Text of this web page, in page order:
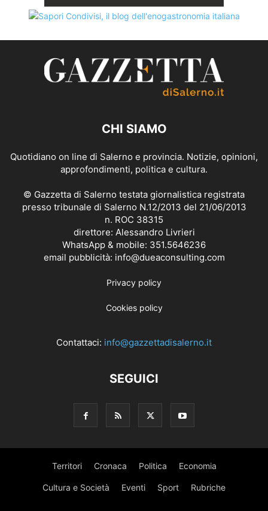
CHI SIAMO
Quotidiano on line di Salerno e provincia. Notizie, opinioni,
approfondimenti, politica e cultura.
© Gazzetta di Salerno testata giornalistica registrata
presso tribunale di Salerno N.12/2013 del 21/06/2013
n. ROC 38315
direttore: Alessandro Livrieri
WhatsApp & mobile: 351.5646236
email pubblicità: info@dueaconsulting.com
Privacy policy
Cookies policy
Contattaci: info@gazzettadisalerno.it
SEGUICI
Territori Cronaca Politica Economia
Cultura e Società Eventi Sport Rubriche